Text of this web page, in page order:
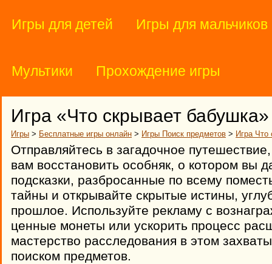
Игры для детей Игры для мальчиков
Мультики Прохождение игры
Игра «Что скрывает бабушка»
Игры > Бесплатные игры онлайн > Игры Поиск предметов > Игра Что
Отправляйтесь в загадочное
вам восстановить особняк, о котором вы
подсказки, разбросанные по всему
тайны и открывайте скрытые истины,
прошлое. Используйте рекламу с
ценные монеты или ускорить процесс
мастерство расследования в этом
поиском предметов.